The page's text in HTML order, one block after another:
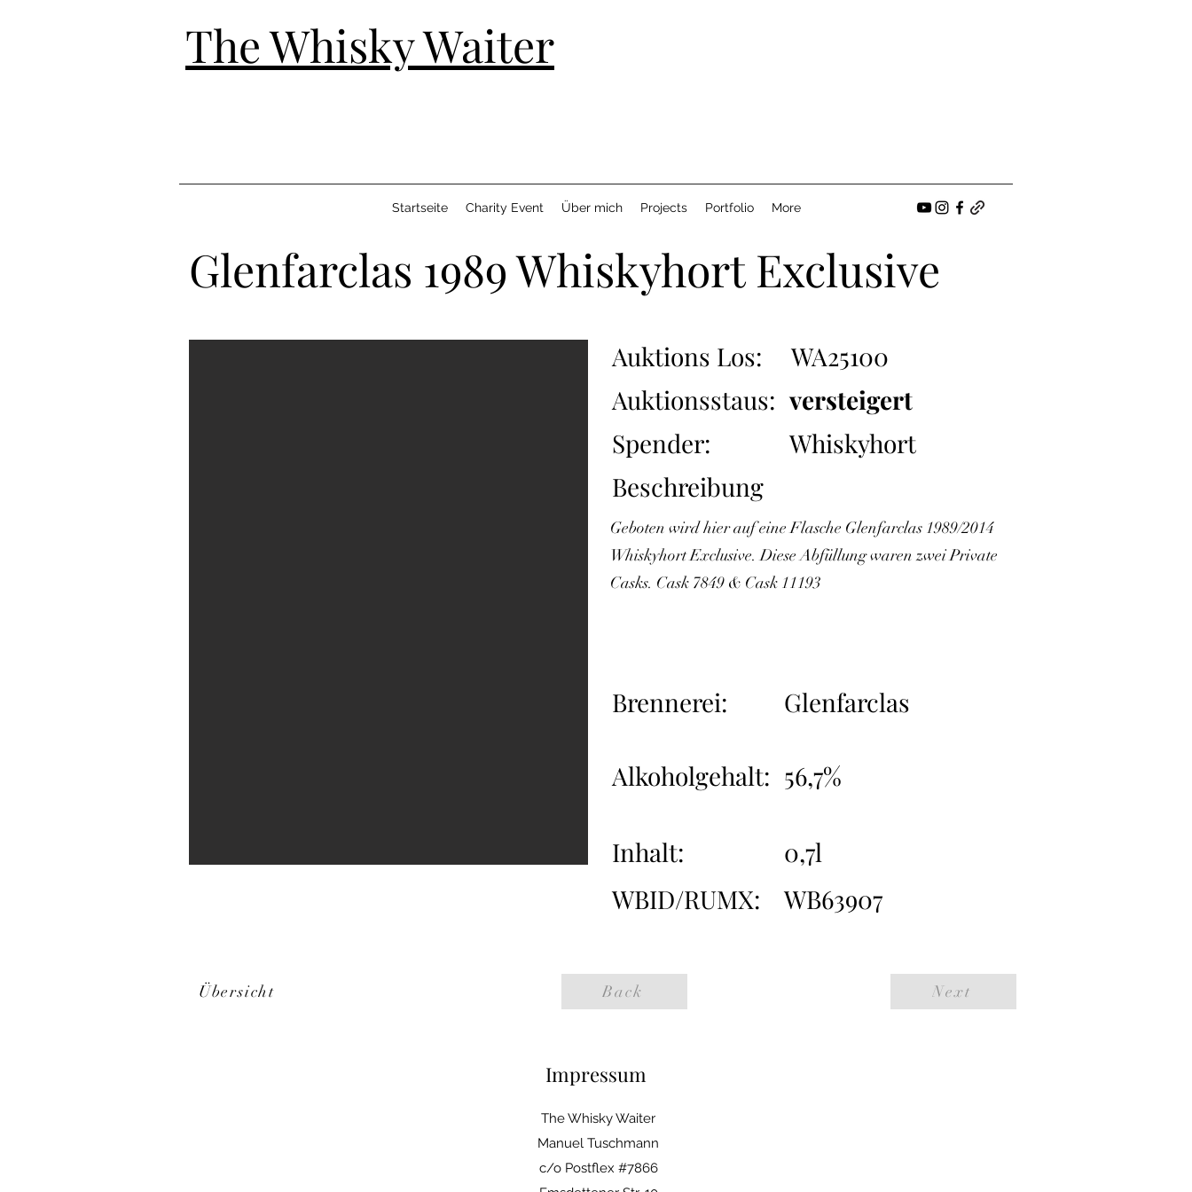
The Whisky Waiter
Startseite Charity Event Über mich Projects Portfolio More
Glenfarclas 1989 Whiskyhort Exclusive
Auktions Los:
WA25100
Auktionsstaus: versteigert
Spender:
Whiskyhort
Beschreibung
Geboten wird hier auf eine Flasche Glenfarclas 1989/2014
Whiskyhort Exclusive. Diese Abfüllung waren zwei Private
Casks. Cask 7849 & Cask 11193
Brennerei: Glenfarclas
Alkoholgehalt: 56,7%
Inhalt:
0,7l
WBID/RUMX:
WB63907
Übersicht Back Next
Impressum
The Whisky Waiter
Manuel Tuschmann
c/o Postflex #7866